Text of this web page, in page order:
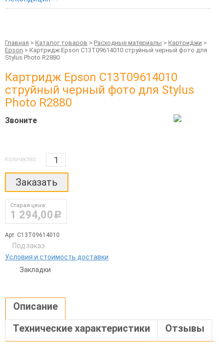
Главная > Каталог товаров > Расходные материалы > Картриджи >
Epson > Картридж Epson C13T09614010 струйный черный фото для
Stylus Photo R2880
Картридж Epson C13T09614010
струйный черный фото для Stylus
Photo R2880
Количество:
Заказать
Звоните
Старая цена:
1 294,00руб.
Арт. C13T09614010
Под заказ
Условия и стоимость доставки
Закладки
Описание
Технические характеристики
Отзывы